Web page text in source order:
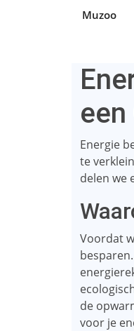
Muzoo
Energie
te
delen we
Voordat
de
voor je